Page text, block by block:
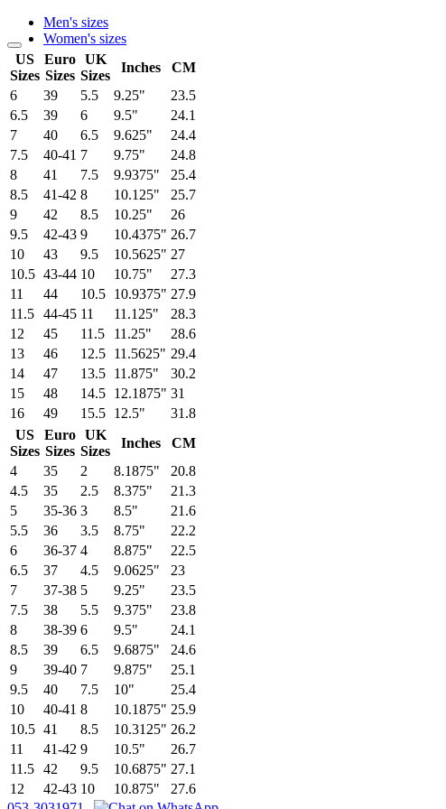
Men's sizes
Women's sizes
US
Sizes
Euro
Sizes
UK
Sizes
Inches
CM
6
39 5.5 9.25"
23.5
6.5
39 6 9.5"
24.1
7
40 6.5 9.625"
24.4
7.5
40-41 7 9.75"
24.8
8
41 7.5 9.9375"
25.4
8.5
41-42 8 10.125"
25.7
9
42 8.5 10.25"
26
9.5
42-43 9 10.4375" 26.7
10
43 9.5 10.5625" 27
10.5 43-44 10 10.75"
27.3
11
44 10.5 10.9375" 27.9
11.5 44-45 11 11.125"
28.3
12
45 11.5 11.25"
28.6
13
46 12.5 11.5625" 29.4
14
47 13.5 11.875"
30.2
15
48 14.5 12.1875" 31
16
49 15.5 12.5"
31.8
US
Sizes
Euro
Sizes
UK
Sizes
Inches
CM
4
35 2 8.1875"
20.8
4.5
35 2.5 8.375"
21.3
5
35-36 3 8.5"
21.6
5.5
36 3.5 8.75"
22.2
6
36-37 4 8.875"
22.5
6.5
37 4.5 9.0625"
23
7
37-38 5 9.25"
23.5
7.5
38 5.5 9.375"
23.8
8
38-39 6 9.5"
24.1
8.5
39 6.5 9.6875"
24.6
9
39-40 7 9.875"
25.1
9.5
40 7.5 10"
25.4
10
40-41 8 10.1875" 25.9
10.5 41 8.5 10.3125" 26.2
11
41-42 9 10.5"
26.7
11.5 42 9.5 10.6875" 27.1
12
42-43 10 10.875"
27.6